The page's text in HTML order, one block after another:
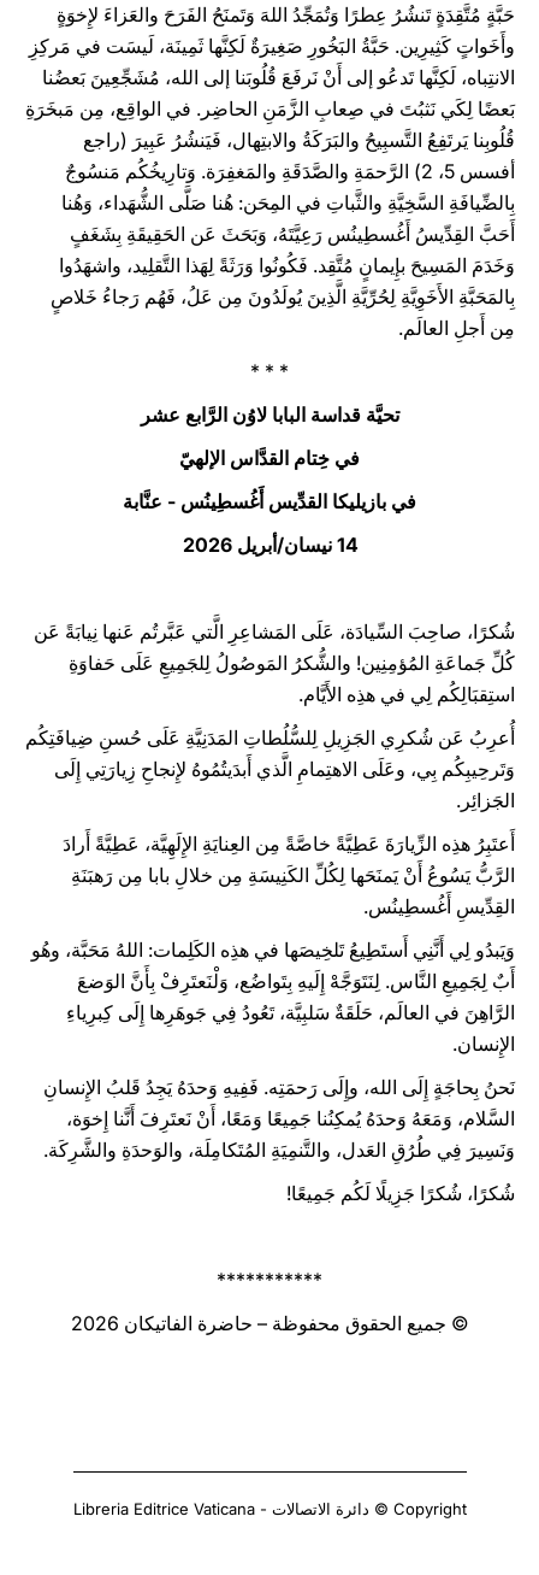
حَبَّةٍ مُتَّقِدَةٍ تَنشُرُ عِطرًا وَتُمَجِّدُ اللهَ وَتَمنَحُ الفَرَحَ والعَزاءَ لإِخوَةٍ
وأَخَواتٍ كَثِيرِين. حَبَّةُ البَخُورِ صَغِيرَةٌ لَكِنَّها ثَمِينَة، لَيسَت في مَركِزِ
الانتِباه، لَكِنَّها تَدعُو إلى أَنْ نَرفَعَ قُلُوبَنا إلى الله، مُشَجِّعِينَ بَعضُنا
بَعضًا لِكَي نَثبُتَ في صِعابِ الزَّمَنِ الحاضِر. في الواقِع، مِن مَبخَرَةِ
قُلُوبِنا يَرتَفِعُ التَّسبِيحُ والبَرَكَةُ والابتِهال، فَيَنشُرُ عَبِيرَ (راجع
أفسس 5، 2) الرَّحمَةِ والصَّدَقَةِ والمَغفِرَة. وَتارِيخُكُم مَنسُوجٌ
بِالضِّيافَةِ السَّخِيَّةِ والثَّباتِ في المِحَن: هُنا صَلَّى الشُّهَداء، وَهُنا
أَحَبَّ القِدِّيسُ أَغُسطِينُس رَعِيَّتَهُ، وَبَحَثَ عَن الحَقِيقَةِ بِشَغَفٍ
وَخَدَمَ المَسِيحَ بإِيمانٍ مُتَّقِد. فَكُونُوا وَرَثَةً لِهَذا التَّقلِيد، واشهَدُوا
بِالمَحَبَّةِ الأَخَوِيَّةِ لِحُرِّيَّةِ الَّذِينَ يُولَدُونَ مِن عَلُ، فَهُم رَجاءُ خَلاصٍ
مِن أَجلِ العالَم.
* * *
تحيَّة قداسة البابا لاوُن الرَّابع عشر
في خِتام القدَّاس الإلهيّ
في بازيليكا القدِّيس أَغُسطِينُس - عنَّابة
14 نيسان/أبريل 2026
شُكرًا، صاحِبَ السِّيادَة، عَلَى المَشاعِرِ الَّتي عَبَّرتُم عَنها نِيابَةً عَن
كُلِّ جَماعَةِ المُؤمِنِين! والشُّكرُ المَوصُولُ لِلجَمِيعِ عَلَى حَفاوَةِ
استِقبَالِكُم لِي في هذِه الأَيَّام.
أُعرِبُ عَن شُكرِي الجَزِيلِ لِلسُّلُطاتِ المَدَنِيَّةِ عَلَى حُسنِ ضِيافَتِكُم
وَتَرحِيبِكُم بِي، وعَلَى الاهتِمامِ الَّذي أَبدَيتُمُوهُ لإِنجاحِ زِيارَتِي إِلَى
الجَزائِر.
أَعتَبِرُ هذِه الزِّيارَةَ عَطِيَّةً خاصَّةً مِن العِنايَةِ الإِلَهِيَّة، عَطِيَّةً أَرادَ
الرَّبُّ يَسُوعُ أَنْ يَمنَحَها لِكُلِّ الكَنِيسَةِ مِن خلالِ بابا مِن رَهبَنَةِ
القِدِّيسِ أَغُسطِينُس.
وَيَبدُو لِي أَنَّنِي أَستَطِيعُ تَلخِيصَها في هذِه الكَلِمات: اللهُ مَحَبَّة، وهُو
أَبٌ لِجَمِيعِ النَّاس. لِنَتَوَجَّهْ إِلَيهِ بِتَواضُع، وَلْنَعتَرِفْ بِأَنَّ الوَضعَ
الرَّاهِنَ في العالَم، حَلَقَةٌ سَلبِيَّة، تَعُودُ فِي جَوهَرِها إِلَى كِبرِياءِ
الإِنسان.
نَحنُ بِحاجَةٍ إِلَى الله، وإِلَى رَحمَتِه. فَفِيهِ وَحدَهُ يَجِدُ قَلبُ الإِنسانِ
السَّلام، وَمَعَهُ وَحدَهُ يُمكِنُنا جَمِيعًا وَمَعًا، أَنْ نَعتَرِفَ أَنَّنا إِخوَة،
وَنَسِيرَ فِي طُرُقِ العَدل، والتَّنمِيَةِ المُتَكامِلَة، والوَحدَةِ والشَّرِكَة.
شُكرًا، شُكرًا جَزِيلًا لَكُم جَمِيعًا!
***********
© جميع الحقوق محفوظة – حاضرة الفاتيكان 2026
Copyright © دائرة الاتصالات - Libreria Editrice Vaticana